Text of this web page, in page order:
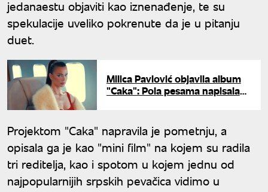
jedanaestu objaviti kao iznenađenje, te su
spekulacije uveliko pokrenute da je u pitanju
duet.
Milica Pavlović objavila album
"Caka": Pola pesama napisala
Projektom "Caka" napravila je pometnju, a
opisala ga je kao "mini film" na kojem su radila
tri reditelja, kao i spotom u kojem jednu od
najpopularnijih srpskih pevačica vidimo u